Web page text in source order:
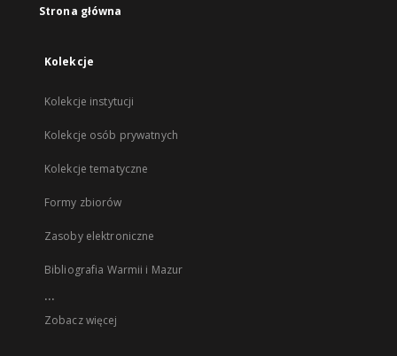
Strona główna
Kolekcje
Kolekcje instytucji
Kolekcje osób prywatnych
Kolekcje tematyczne
Formy zbiorów
Zasoby elektroniczne
Bibliografia Warmii i Mazur
...
Zobacz więcej